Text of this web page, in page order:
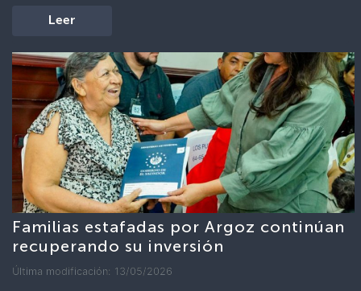
Leer
Familias estafadas por Argoz continúan
recuperando su inversión
Última modificación: 13/05/2026